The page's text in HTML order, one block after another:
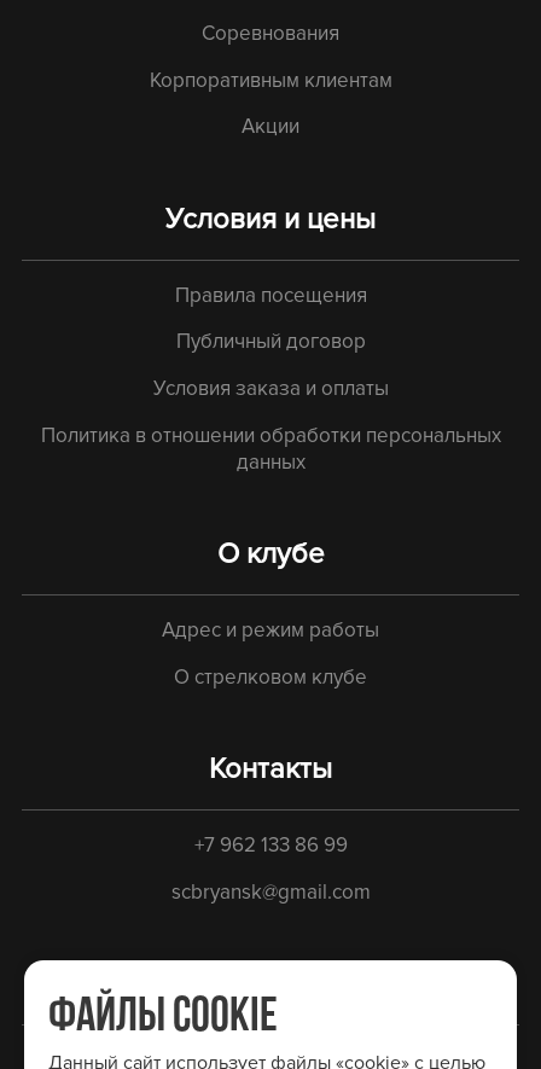
Соревнования
Корпоративным клиентам
Акции
Условия и цены
Правила посещения
Публичный договор
Условия заказа и оплаты
Политика в отношении обработки персональных
данных
О клубе
Адрес и режим работы
О стрелковом клубе
Контакты
+7 962 133 86 99
scbryansk@gmail.com
Вконтакте
ФАЙЛЫ COOKIE
Данный сайт использует файлы «cookie» с целью